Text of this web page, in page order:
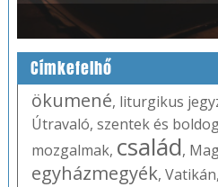
Címkefelhő
ökumené, liturgikus
Útravaló, szentek és
mozgalmak, család,
egyházmegyék, Vatikán,